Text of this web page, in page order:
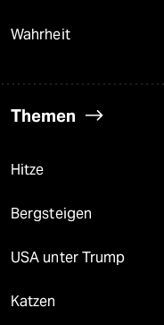
Wahrheit
Themen
Hitze
Bergsteigen
USA unter Trump
Katzen